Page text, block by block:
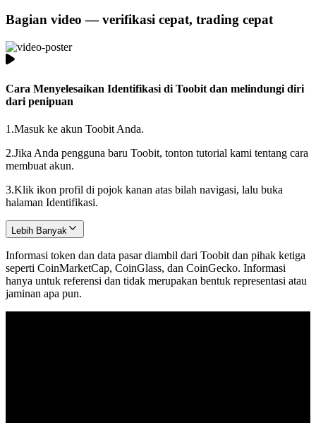
Bagian video — verifikasi cepat, trading cepat
Cara Menyelesaikan Identifikasi di Toobit dan melindungi diri
dari penipuan
1.Masuk ke akun Toobit Anda.
2.Jika Anda pengguna baru Toobit, tonton tutorial kami tentang cara
membuat akun.
3.Klik ikon profil di pojok kanan atas bilah navigasi, lalu buka
halaman Identifikasi.
Lebih Banyak
Informasi token dan data pasar diambil dari Toobit dan pihak ketiga
seperti CoinMarketCap, CoinGlass, dan CoinGecko. Informasi
hanya untuk referensi dan tidak merupakan bentuk representasi atau
jaminan apa pun.